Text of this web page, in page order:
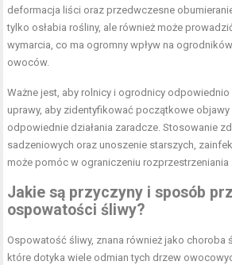
deformacja liści oraz przedwczesne
tylko osłabia rośliny, ale również może
wymarcia, co ma ogromny wpływ na
owoców.
Ważne jest, aby rolnicy i ogrodnicy
uprawy, aby zidentyfikować początkowe
odpowiednie działania zaradcze. Stosowanie
sadzeniowych oraz unoszenie starszych,
może pomóc w ograniczeniu rozprzestrzeniania
Jakie są przyczyny i sposób
ospowatości śliwy?
Ospowatość śliwy, znana również jako choroba
które dotyka wiele odmian tych drzew